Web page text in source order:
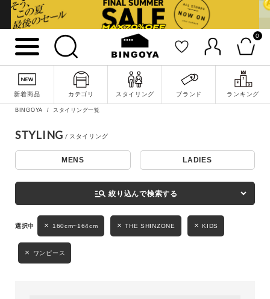
0
新着商品 カテゴリ スタイリング ブランド ランキング
詳細検索
キーワード
性別
MENS LADIES KIDS
BINGOYA スタイリング一覧
STYLING
MENS LADIES
manage_search 絞り込んで検索する
160cm~164cm THE SHINZONE KIDS
ワンピース